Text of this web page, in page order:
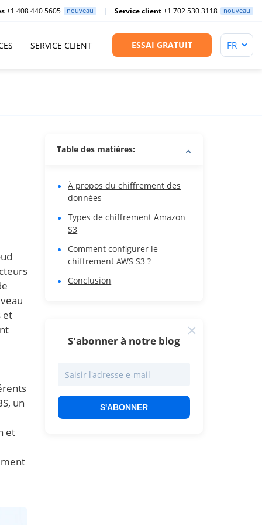
+1 408 440 5605 nouveau Service client+1 702 530 3118 nouveau
SERVICE CLIENT ESSAI GRATUIT
et
un
et
Table des matières:
À propos du chiffrement des
données
Types de chiffrement Amazon
S3
Comment configurer le
chiffrement AWS S3 ?
Conclusion
S'abonner à notre blog
S'ABONNER